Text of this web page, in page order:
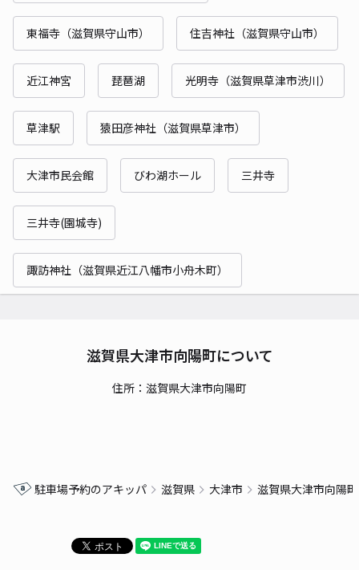
東福寺（滋賀県守山市） 住吉神社（滋賀県守山市）
近江神宮 琵琶湖 光明寺（滋賀県草津市渋川）
草津駅 猿田彦神社（滋賀県草津市）
大津市民会館 びわ湖ホール 三井寺
三井寺(園城寺)
諏訪神社（滋賀県近江八幡市小舟木町）
滋賀県大津市向陽町について
住所：滋賀県大津市向陽町
駐車場予約のアキッパ 滋賀県 大津市 滋賀県大津市向陽